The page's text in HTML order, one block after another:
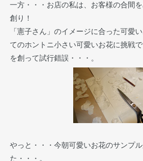
一方・・・お店の私は、お客様の合間
創り！
「憲子さん」のイメージに合った可愛
てのホントニ小さい可愛いお花に挑戦
を創って試行錯誤・・・。
やっと・・・今朝可愛いお花のサンプ
た・・・。